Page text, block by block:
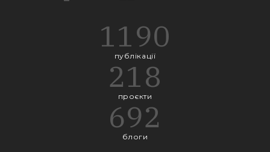
1190
публікації
218
проєкти
692
блоги